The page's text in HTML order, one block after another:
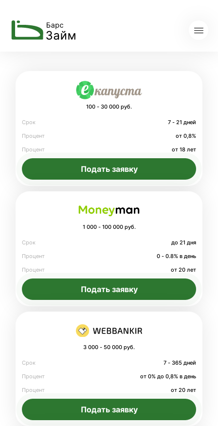
100 - 30 000 руб.
Срок
7 - 21 дней
Процент
от 0,8%
Процент
от 18 лет
Подать заявку
1 000 - 100 000 руб.
Срок
до 21 дня
Процент
0 - 0.8% в день
Процент
от 20 лет
Подать заявку
3 000 - 50 000 руб.
Срок
7 - 365 дней
Процент
от 0% до 0,8% в день
Процент
от 20 лет
Подать заявку